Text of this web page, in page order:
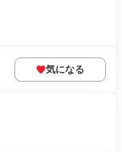
気になる